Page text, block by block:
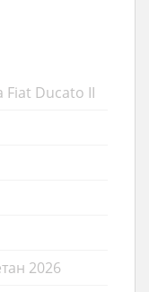
Fiat Ducato II
2026